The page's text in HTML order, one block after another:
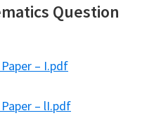
Question
– I.pdf
– lI.pdf